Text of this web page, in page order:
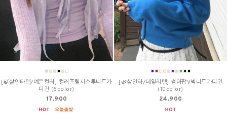
[🍃살안타템/예쁜컬러] 컬러프릴시스루니트가
디건 (6color)
17,900
[🌿살안타/데일리템] 썸머팝V넥니트가디건
(10color)
24,900